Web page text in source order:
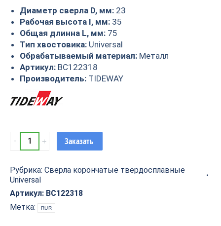
Диаметр сверла D, мм: 23
Рабочая высота I, мм: 35
Общая длинна L, мм: 75
Тип хвостовика: Universal
Обрабатываемый материал: Металл
Артикул: BC122318
Производитель: TIDEWAY
Сверло
корончатое
Universal
D=23
I=35
L=75
Tideway
Заказать
Рубрика: Сверла корончатые твердосплавные
Universal
Артикул: BC122318
Метка:
RUR